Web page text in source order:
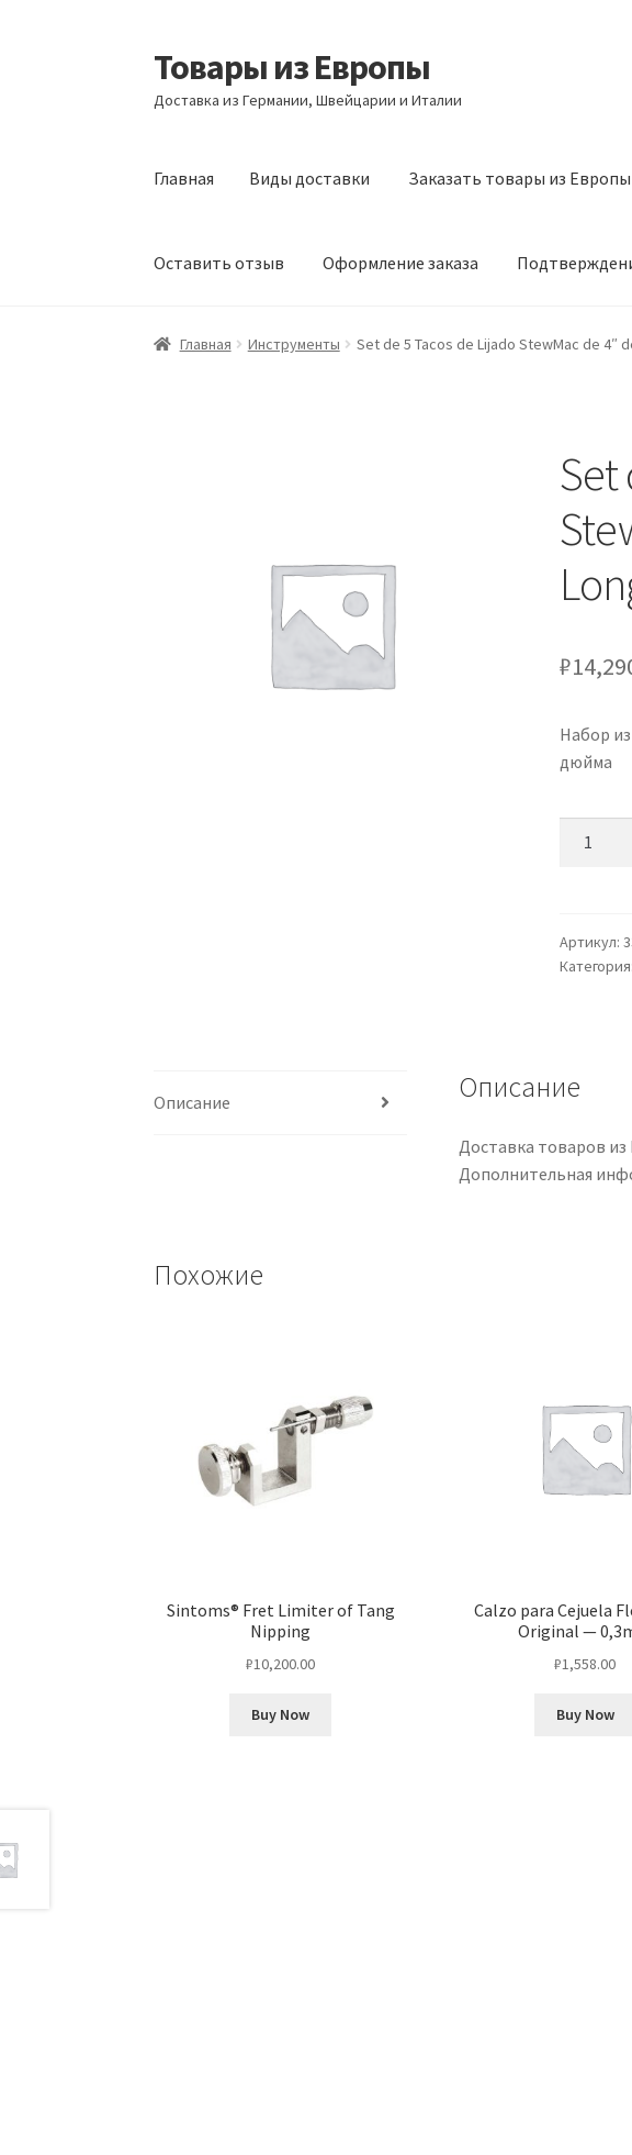
Перейти
к
навигации
Перейти
к
содержимому
Товары из Европы
Доставка из Германии, Швейцарии и Италии
Главная Виды доставки Заказать товары из Европы
Оставить отзыв Оформление заказа
Главная Виды доставки Заказать товары из Европы
Главная Инструменты Set de 5 Tacos de Lijado StewMac de 4″
Set
₽
Набор
дюйма
5
Tacos
de
Longitud
Артикул:
Категория:
Описание Описание
Доставка товаров из
Дополнительная
Похожие
Sintoms® Fret Limiter of Tang
Nipping
₽10,200.00
Buy Now
Calzo para Cejuela
Original —
₽1,558.00
Buy Now